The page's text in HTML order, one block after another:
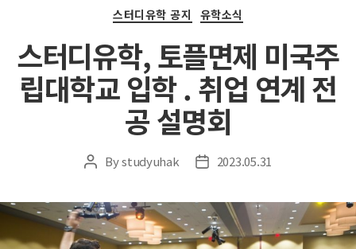
유
학
Categories
스터디유학 공지 유학소식
스터디유학, 토플면제 미국주
립대학교 입학 . 취업 연계 전
공 설명회
PostBystudyuhak
Post2023.05.31